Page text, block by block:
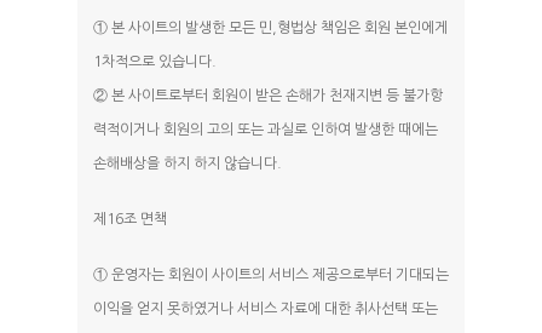
① 본 사이트의 발생한 모든 민,형법상 책임은 회원 본인에게
1차적으로 있습니다.
② 본 사이트로부터 회원이 받은 손해가 천재지변 등 불가항
력적이거나 회원의 고의 또는 과실로 인하여 발생한 때에는
손해배상을 하지 하지 않습니다.
제16조 면책
① 운영자는 회원이 사이트의 서비스 제공으로부터 기대되는
이익을 얻지 못하였거나 서비스 자료에 대한 취사선택 또는